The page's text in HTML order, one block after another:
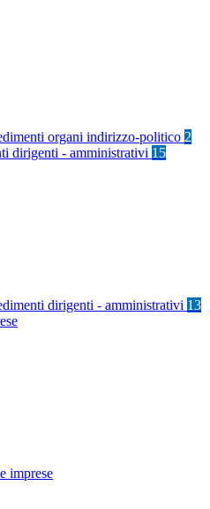
organi indirizzo-politico 2
dirigenti - amministrativi 15
dirigenti - amministrativi 13
imprese